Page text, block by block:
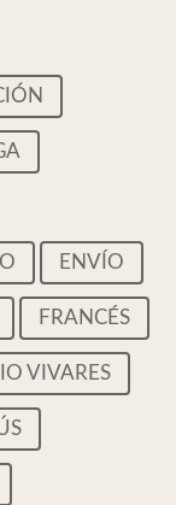
ENVÍO
FRANCÉS
VIVARES